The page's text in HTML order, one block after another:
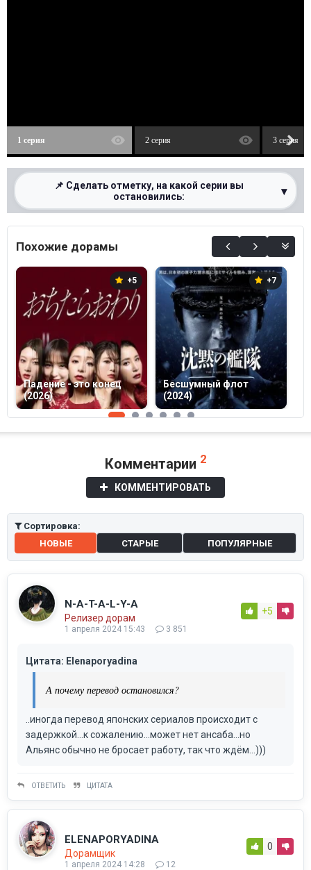
1 серия 2 серия 3 серия
📌 Сделать отметку, на какой серии вы
остановились:
▾
0%
Похожие дорамы
+5
Падение - это конец
(2026)
+7
Бесшумный флот
(2024)
Комментарии 2
КОММЕНТИРОВАТЬ
Сортировка:
НОВЫЕ
СТАРЫЕ ПОПУЛЯРНЫЕ
N-A-T-A-L-Y-A
Релизер дорам
1 апреля 2024 15:43 3 851
+5
Цитата: Elenaporyadina
А почему перевод остановился?
..иногда перевод японских сериалов происходит с
задержкой...к сожалению...может нет ансаба...но
Альянс обычно не бросает работу, так что ждём...)))
ОТВЕТИТЬ ЦИТАТА
ELENAPORYADINA
Дорамщик
1 апреля 2024 14:28 12
0